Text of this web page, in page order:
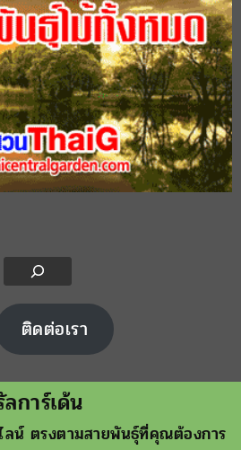
ติดต่อเรา
การ์เด้น
น์ ตรงตามสายพันธุ์ที่คุณต้องการ